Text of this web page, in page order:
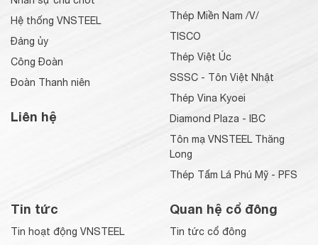
Hệ thống VNSTEEL
Đảng ủy
Công Đoàn
Đoàn Thanh niên
Liên hệ
Thép Miền Nam /V/
TISCO
Thép Việt Úc
SSSC - Tôn Việt Nhật
Thép Vina Kyoei
Diamond Plaza - IBC
Tôn mạ VNSTEEL Thăng
Long
Thép Tấm Lá Phú Mỹ - PFS
Tin tức
Tin hoạt động VNSTEEL
Quan hệ cổ đông
Tin tức cổ đông